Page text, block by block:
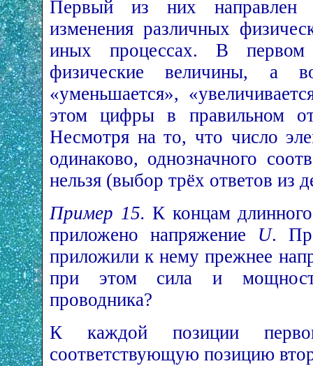
Первый из них направлен
изменения различных
иных процессах. В первом
физические величины, а
«уменьшается»,
этом цифры в правильном
Несмотря на то, что число
одинаково, однозначного
нельзя (выбор трёх ответов из
Пример 15. К концам
приложено напряжение U.
приложили к нему прежнее
при этом сила и
проводника?
К каждой позиции
соответствующую позицию